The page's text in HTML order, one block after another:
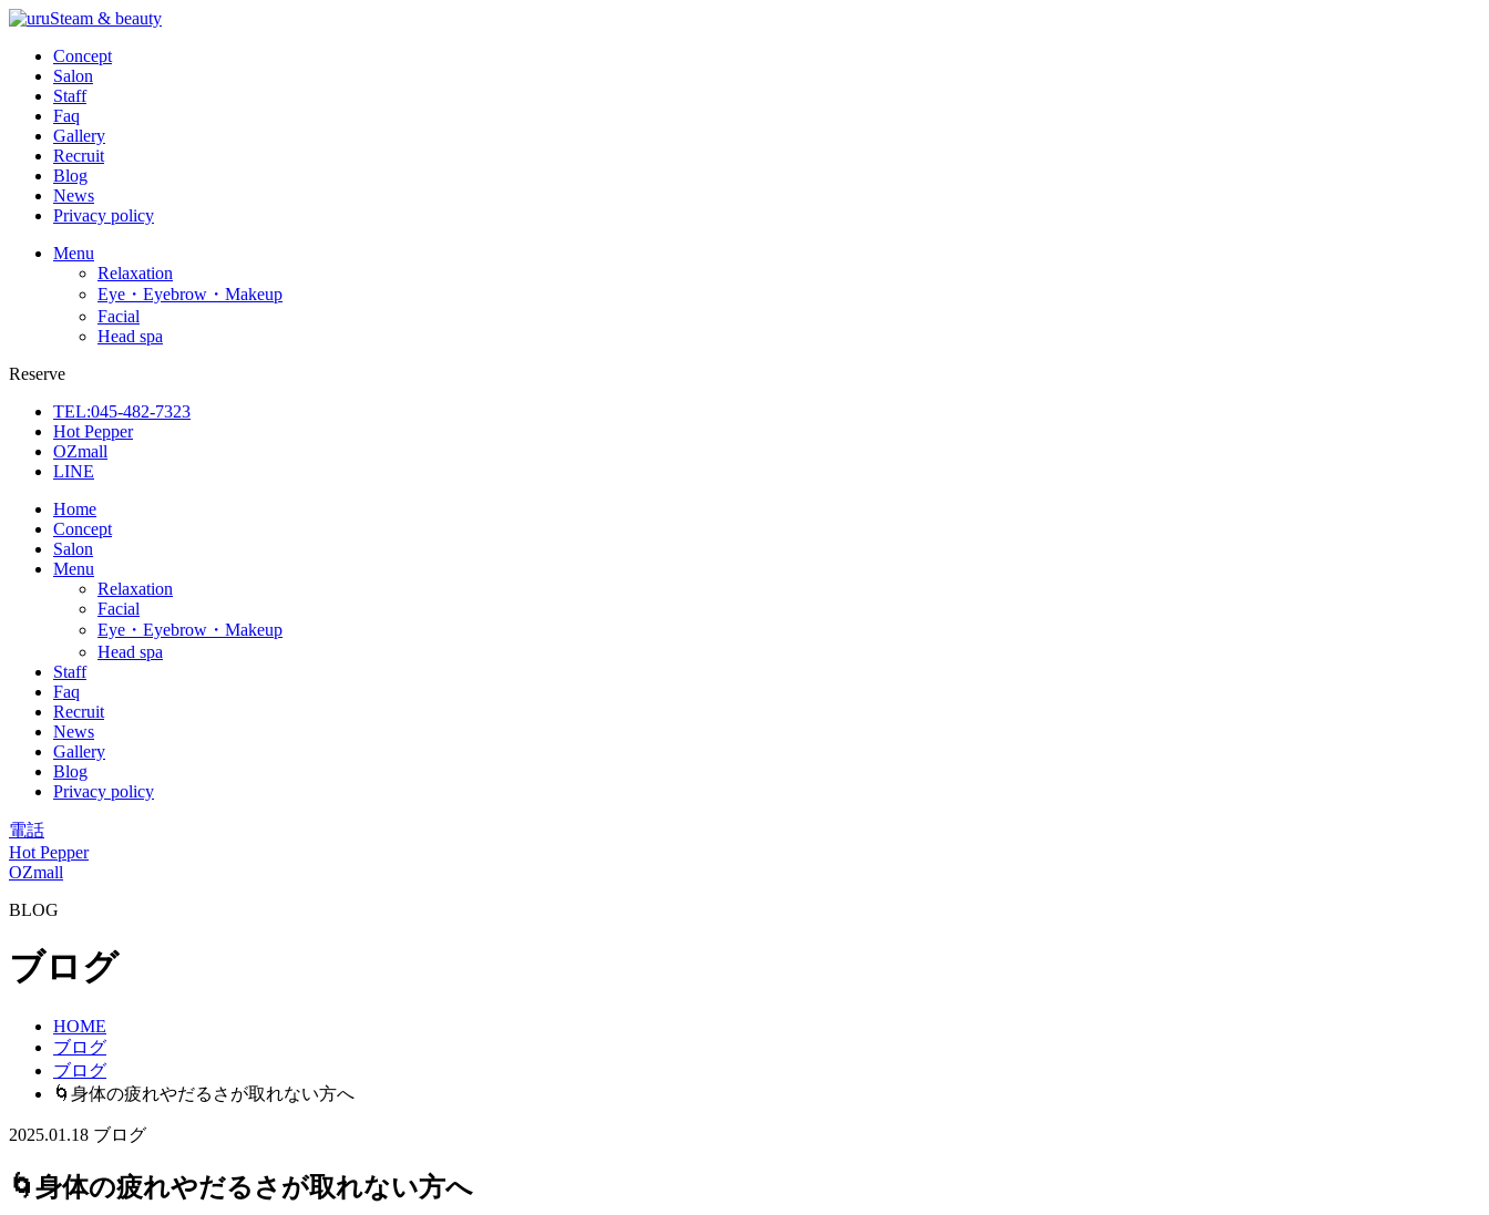
Concept
Salon
Staff
Faq
Gallery
Recruit
Blog
News
Privacy policy
Menu
Relaxation
Eye・Eyebrow・Makeup
Facial
Head spa
Reserve
TEL:045-482-7323
Hot Pepper
OZmall
LINE
Home
Concept
Salon
Menu
Relaxation
Facial
Eye・Eyebrow・Makeup
Head spa
Staff
Faq
Recruit
News
Gallery
Blog
Privacy policy
電話
Hot Pepper
OZmall
BLOG
ブログ
HOME
ブログ
ブログ
🌀身体の疲れやだるさが取れない方へ
2025.01.18 ブログ
🌀身体の疲れやだるさが取れない方へ